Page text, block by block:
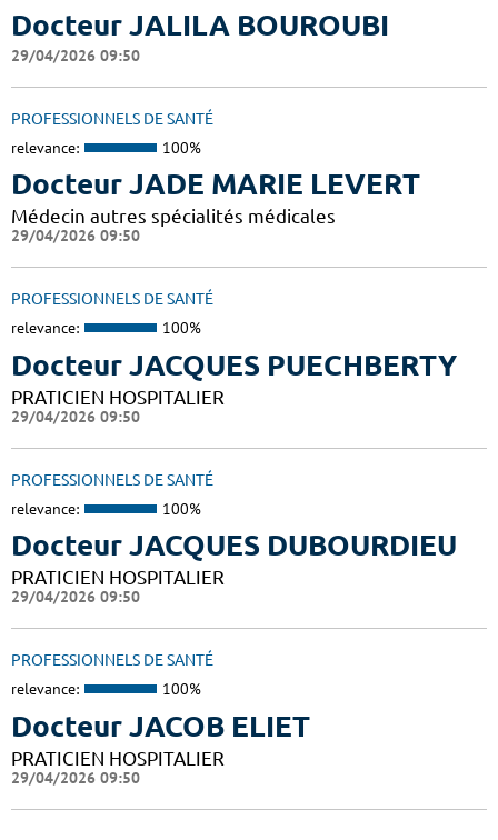
Docteur JALILA BOUROUBI
29/04/2026 09:50
PROFESSIONNELS DE SANTÉ
relevance: 100%
Docteur JADE MARIE LEVERT
Médecin autres spécialités médicales
29/04/2026 09:50
PROFESSIONNELS DE SANTÉ
relevance: 100%
Docteur JACQUES PUECHBERTY
PRATICIEN HOSPITALIER
29/04/2026 09:50
PROFESSIONNELS DE SANTÉ
relevance: 100%
Docteur JACQUES DUBOURDIEU
PRATICIEN HOSPITALIER
29/04/2026 09:50
PROFESSIONNELS DE SANTÉ
relevance: 100%
Docteur JACOB ELIET
PRATICIEN HOSPITALIER
29/04/2026 09:50